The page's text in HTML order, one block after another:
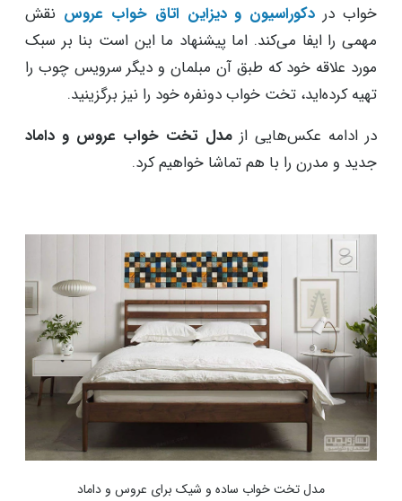
خواب دردکوراسیون و دیزاین اتاق خواب عروسنقش
مهمی را ایفا می‌کند. اما پیشنهاد ما این است بنا بر سبک
مورد علاقه خود که طبق آن مبلمان و دیگر سرویس چوب را
تهیه کرده‌اید، تخت خواب دونفره خود را نیز برگزینید.
در ادامه عکس‌هایی ازمدل تخت خواب عروس و داماد
جدید و مدرن را با هم تماشا خواهیم کرد.
مدل تخت خواب ساده و شیک برای عروس و داماد